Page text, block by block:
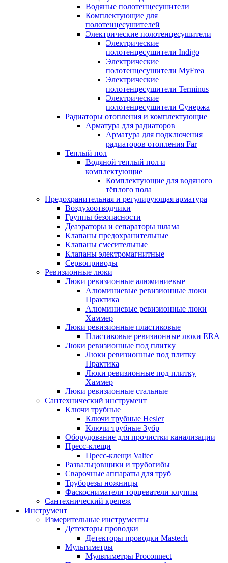
Водяные полотенцесушители
Комплектующие для
полотенцесушителей
Электрические полотенцесушители
Электрические
полотенцесушители Indigo
Электрические
полотенцесушители MyFrea
Электрические
полотенцесушители Terminus
Электрические
полотенцесушители Сунержа
Радиаторы отопления и комплектующие
Арматура для радиаторов
Арматура для подключения
радиаторов отопления Far
Теплый пол
Водяной теплый пол и
комплектующие
Комплектующие для водяного
тёплого пола
Предохранительная и регулирующая арматура
Воздухоотводчики
Группы безопасности
Деаэраторы и сепараторы шлама
Клапаны предохранительные
Клапаны смесительные
Клапаны электромагнитные
Сервоприводы
Ревизионные люки
Люки ревизионные алюминиевые
Алюминиевые ревизионные люки
Практика
Алюминиевые ревизионные люки
Хаммер
Люки ревизионные пластиковые
Пластиковые ревизионные люки ERA
Люки ревизионные под плитку
Люки ревизионные под плитку
Практика
Люки ревизионные под плитку
Хаммер
Люки ревизионные стальные
Сантехнический инструмент
Ключи трубные
Ключи трубные Hesler
Ключи трубные Зубр
Оборудование для прочистки канализации
Пресс-клещи
Пресс-клещи Valtec
Развальцовщики и трубогибы
Сварочные аппараты для труб
Труборезы ножницы
Фаскосниматели торцеватели клуппы
Сантехнический крепеж
Инструмент
Измерительные инструменты
Детекторы проводки
Детекторы проводки Mastech
Мультиметры
Мультиметры Proconnect